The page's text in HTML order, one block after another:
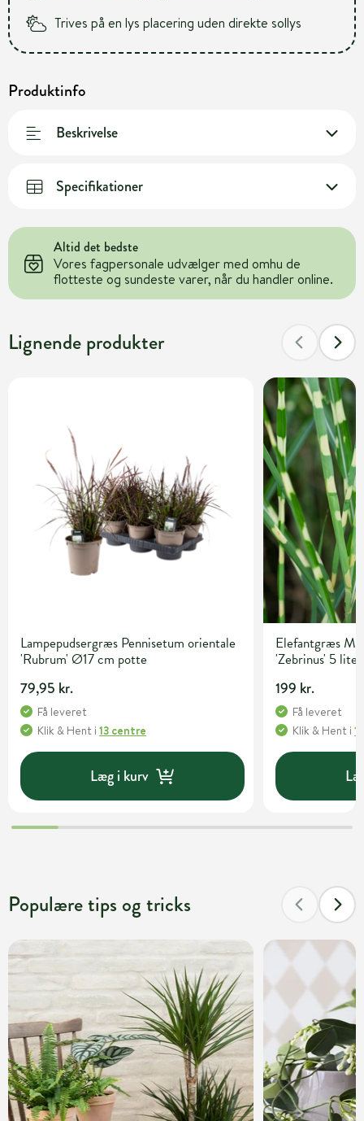
Trives på en lys placering uden direkte sollys
Produktinfo
Beskrivelse
Specifikationer
Altid det bedste
Vores fagpersonale udvælger med omhu de
flotteste og sundeste varer, når du handler online.
Lignende produkter
Lampepudsergræs Pennisetum orientale
'Rubrum' Ø17 cm potte
79,95 kr.
Få leveret
Klik & Hent i 13 centre
Læg i kurv
Elefantgræs
'Zebrinus' 5
199 kr.
Få leveret
Klik & Hent i
Populære tips og tricks